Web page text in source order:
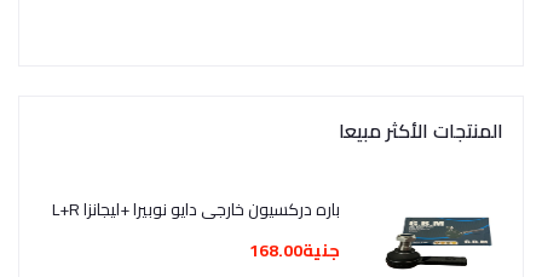
المنتجات الأكثر مبيعا
باره دركسيون خارجى دايو نوبيرا +ليجانزا L+R
جنية168.00